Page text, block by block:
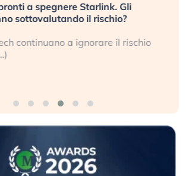
a spegnere Starlink. Gli
sottovalutando il rischio?
continuano a ignorare il rischio